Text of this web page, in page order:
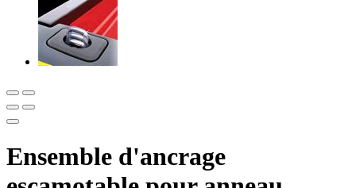
Ensemble d'ancrage